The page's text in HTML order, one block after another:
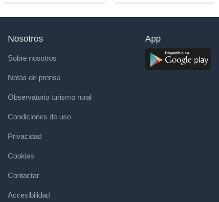
Nosotros
Sobre nosotros
Notas de prensa
Observatorio turismo rural
Condiciones de uso
Privacidad
Cookies
Contactar
Accesibilidad
App